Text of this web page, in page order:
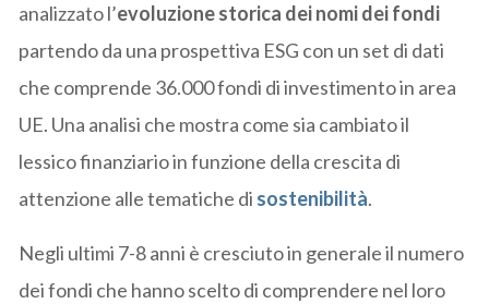
analizzato l’evoluzione storica dei nomi dei fondi
partendo da una prospettiva ESG con un set di dati
che comprende 36.000 fondi di investimento in area
UE. Una analisi che mostra come sia cambiato il
lessico finanziario in funzione della crescita di
attenzione alle tematiche di sostenibilità.
Negli ultimi 7-8 anni è cresciuto in generale il numero
dei fondi che hanno scelto di comprendere nel loro